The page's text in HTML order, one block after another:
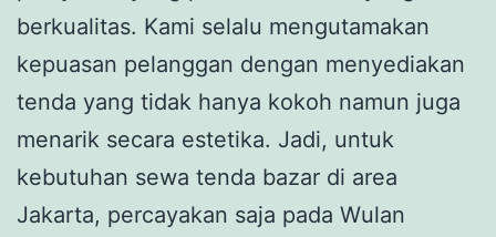
berkualitas. Kami selalu mengutamakan
kepuasan pelanggan dengan menyediakan
tenda yang tidak hanya kokoh namun juga
menarik secara estetika. Jadi, untuk
kebutuhan sewa tenda bazar di area
Jakarta, percayakan saja pada Wulan